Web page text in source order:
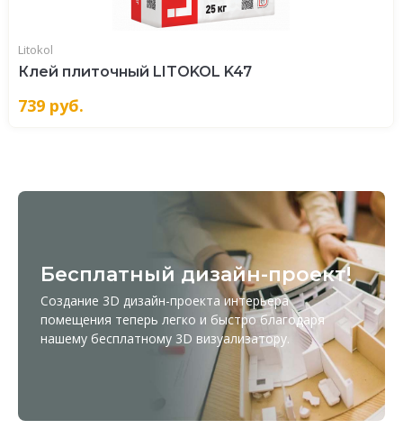
Litokol
Клей плиточный LITOKOL K47
739 руб.
Бесплатный дизайн-проект!
Создание 3D дизайн-проекта интерьера
помещения теперь легко и быстро благодаря
нашему бесплатному 3D визуализатору.